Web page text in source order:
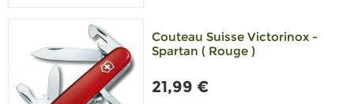
Couteau Suisse Victorinox -
Spartan ( Rouge )
21,99 €